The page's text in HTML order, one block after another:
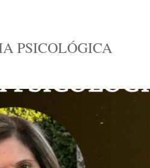
PSICOLÓGICA